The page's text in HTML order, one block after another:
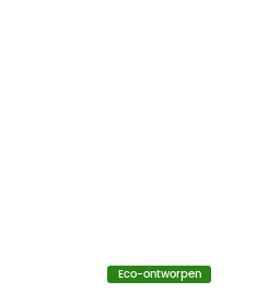
Eco-ontworpen